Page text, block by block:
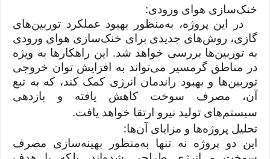
خنک‌سازی هوای ورودی:
در این پروژه، به‌منظور بهبود عملکرد توربین‌های
گازی، روش‌های جدیدی برای خنک‌سازی هوای ورودی
به توربین‌ها بررسی خواهد شد. این راهکارها به ویژه
در مناطق گرمسیر می‌تواند به افزایش توان خروجی
توربین‌ها و بهبود راندمان انرژی کمک کند، که به تبع
آن، مصرف سوخت کاهش یافته و بازدهی
سیستم‌های تولید نیرو ارتقا خواهد یافت.
تحلیل پروژه‌ها و مزایای آن‌ها:
این دو پروژه نه تنها به‌منظور بهینه‌سازی مصرف